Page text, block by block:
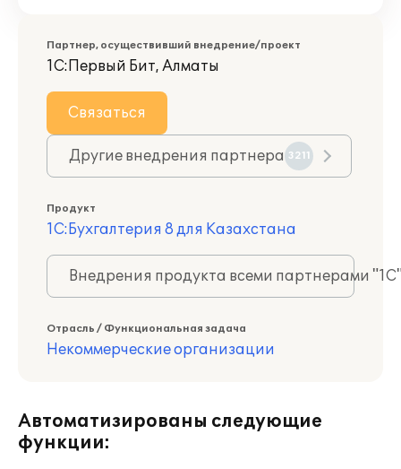
Партнер, осуществивший внедрение/проект
1С:Первый Бит, Алматы
Связаться
Другие внедрения партнера 3211
Продукт
1С:Бухгалтерия 8 для Казахстана
Внедрения продукта всеми партнерами
Отрасль / Функциональная задача
Некоммерческие организации
Автоматизированы следующие
функции: